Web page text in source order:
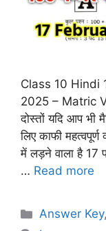
Class 10 Hindi
2025 – Matric
दोस्तों यदि आप भी
लिए काफी
में लड़ने वाला है 17
… Read more
Categories
Answer Key,